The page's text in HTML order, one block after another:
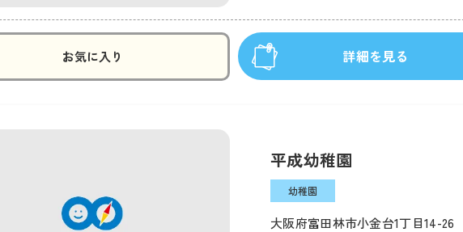
お気に入り 詳細を見る
平成幼稚園
幼稚園
大阪府富田林市小金台1丁目14-26